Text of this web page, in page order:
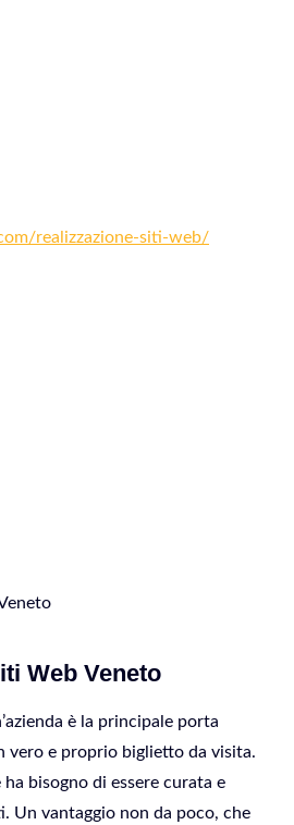
realizzazione-siti-web/
Web Veneto
è la principale porta
vero e proprio biglietto da visita.
ha bisogno di essere curata e
Un vantaggio non da poco, che